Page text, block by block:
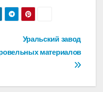
Уральский завод
материалов